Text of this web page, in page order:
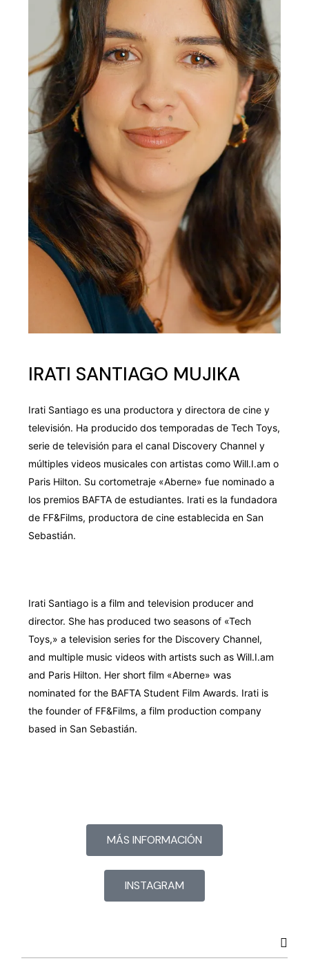
IRATI SANTIAGO MUJIKA
Irati Santiago es una productora y directora de cine y
televisión. Ha producido dos temporadas de Tech Toys,
serie de televisión para el canal Discovery Channel y
múltiples videos musicales con artistas como Will.I.am o
Paris Hilton. Su cortometraje «Aberne» fue nominado a
los premios BAFTA de estudiantes. Irati es la fundadora
de FF&Films, productora de cine establecida en San
Sebastián.
Irati Santiago is a film and television producer and
director. She has produced two seasons of «Tech
Toys,» a television series for the Discovery Channel,
and multiple music videos with artists such as Will.I.am
and Paris Hilton. Her short film «Aberne» was
nominated for the BAFTA Student Film Awards. Irati is
the founder of FF&Films, a film production company
based in San Sebastián.
MÁS INFORMACIÓN
INSTAGRAM